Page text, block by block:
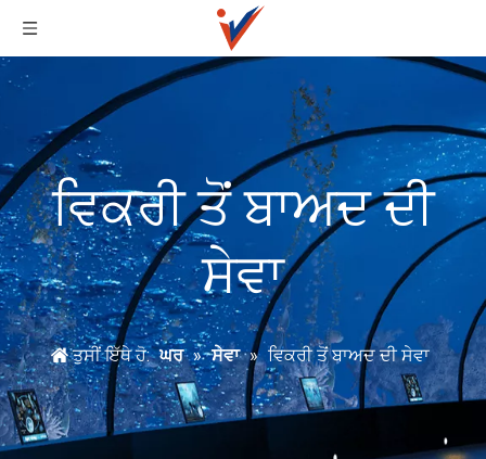
ਵਿਕਰੀ ਤੋਂ ਬਾਅਦ ਦੀ
ਸੇਵਾ
ਤੁਸੀਂ ਇੱਥੇ ਹੋ: ਘਰ » ਸੇਵਾ » ਵਿਕਰੀ ਤੋਂ ਬਾਅਦ ਦੀ ਸੇਵਾ